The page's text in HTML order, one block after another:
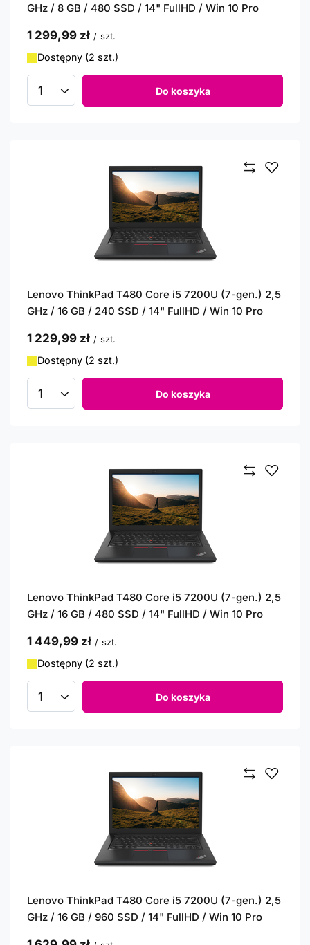
GHz / 8 GB / 480 SSD / 14" FullHD / Win 10 Pro
1 299,99 zł / szt.
Dostępny (2 szt.)
Ilość produktów Do koszyka
Lenovo ThinkPad T480 Core i5 7200U (7-gen.) 2,5
GHz / 16 GB / 240 SSD / 14" FullHD / Win 10 Pro
1 229,99 zł / szt.
Dostępny (2 szt.)
Ilość produktów Do koszyka
Lenovo ThinkPad T480 Core i5 7200U (7-gen.) 2,5
GHz / 16 GB / 480 SSD / 14" FullHD / Win 10 Pro
1 449,99 zł / szt.
Dostępny (2 szt.)
Ilość produktów Do koszyka
Lenovo ThinkPad T480 Core i5 7200U (7-gen.) 2,5
GHz / 16 GB / 960 SSD / 14" FullHD / Win 10 Pro